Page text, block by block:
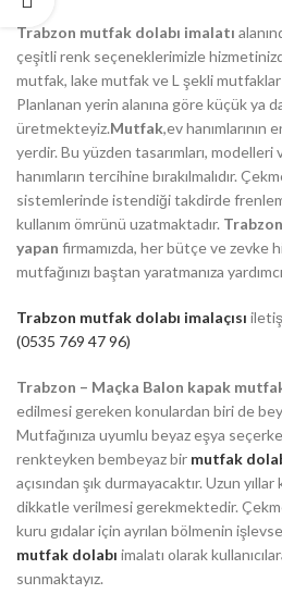
Trabzon mutfak dolabı imalatı
çeşitli renk seçeneklerimizle
mutfak, lake mutfak ve L şekli mutfaklar
Planlanan yerin alanına göre küçük ya
üretmekteyiz.Mutfak,ev hanımlarının
yerdir. Bu yüzden tasarımları,
hanımların tercihine bırakılmalıdır.
sistemlerinde istendiği takdirde
kullanım ömrünü uzatmaktadır.
yapan firmamızda, her bütçe ve zevke
mutfağınızı baştan yaratmanıza
Trabzon mutfak dolabı imalaçısı
(0535 769 47 96)
Trabzon – Maçka Balon kapak
edilmesi gereken konulardan biri de
Mutfağınıza uyumlu beyaz eşya
renkteyken bembeyaz bir mutfak
açısından şık durmayacaktır. Uzun yıllar
dikkatle verilmesi gerekmektedir.
kuru gıdalar için ayrılan bölmenin
mutfak dolabı imalatı olarak
sunmaktayız.